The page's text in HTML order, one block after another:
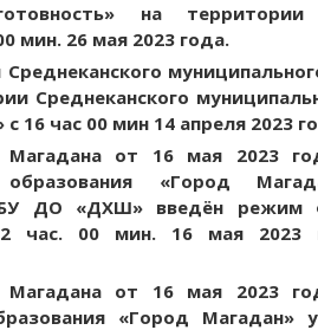
на территории
мин. 26 мая 2023 года.
Среднеканского
16 час 00 мин 14 апреля 2023
Магадана от 16 мая 2023
образования «Город
ДО «ДХШ» введён режим
час. 00 мин. 16 мая 2023
Магадана от 16 мая 2023
«Город Магадан»